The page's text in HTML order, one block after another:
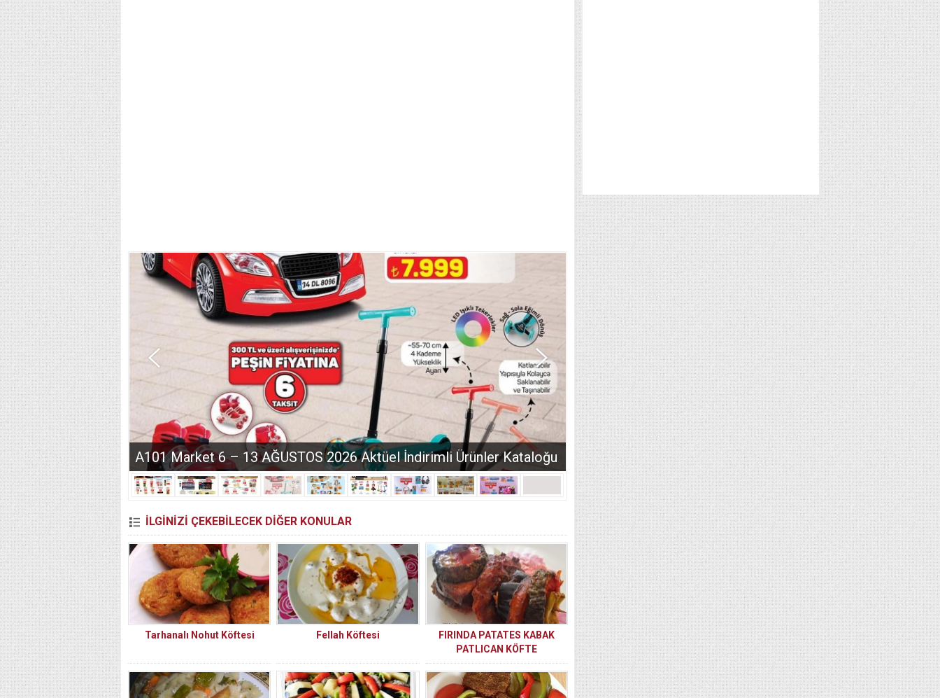
A101 Market 6 – 13 AĞUSTOS 2026 Aktüel İndirimli Ürünler Kataloğu
İLGİNİZİ ÇEKEBİLECEK DİĞER KONULAR
Tarhanalı Nohut Köftesi Fellah Köftesi
FIRINDA PATATES KABAK
PATLICAN KÖFTE